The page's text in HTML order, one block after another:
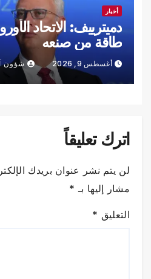
أخبار
دميترييف: الاتحاد
طاقة من صنعه
أغسطس 9, 2026 شؤون
اترك تعليقاً
لن يتم نشر عنوان بريدك
مشار إليها بـ *
التعليق *